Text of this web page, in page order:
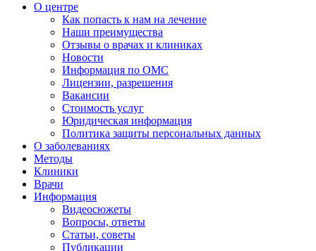
О центре
Как попасть к нам на лечение
Наши преимущества
Отзывы о врачах и клиниках
Новости
Информация по ОМС
Лицензии, разрешения
Вакансии
Стоимость услуг
Юридическая информация
Политика защиты персональных данных
О заболеваниях
Методы
Клиники
Врачи
Информация
Видеосюжеты
Вопросы, ответы
Статьи, советы
Публикации